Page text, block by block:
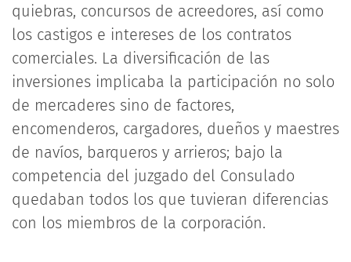
quiebras, concursos de acreedores, así como
los castigos e intereses de los contratos
comerciales. La diversificación de las
inversiones implicaba la participación no solo
de mercaderes sino de factores,
encomenderos, cargadores, dueños y maestres
de navíos, barqueros y arrieros; bajo la
competencia del juzgado del Consulado
quedaban todos los que tuvieran diferencias
con los miembros de la corporación.